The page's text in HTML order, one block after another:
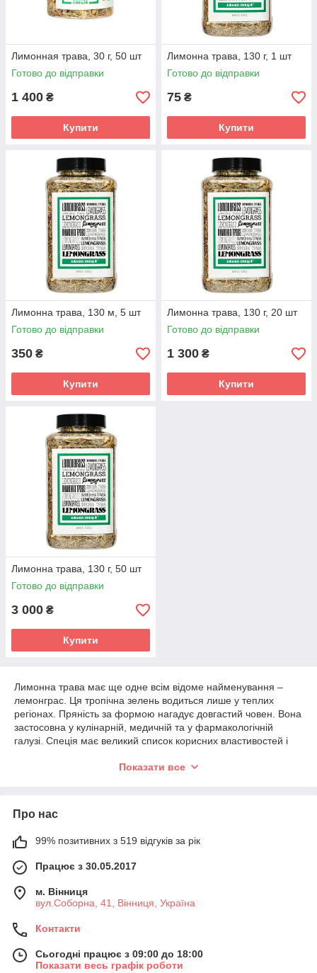
Лимонная трава, 30 г, 50 шт
Готово до відправки
1 400 ₴
Купити
Лимонна трава, 130 г, 1 шт
Готово до відправки
75 ₴
Купити
Лимонна трава, 130 м, 5 шт
Готово до відправки
350 ₴
Купити
Лимонна трава, 130 г, 20 шт
Готово до відправки
1 300 ₴
Купити
Лимонна трава, 130 г, 50 шт
Готово до відправки
3 000 ₴
Купити
Лимонна трава має ще одне всім відоме найменування –
лемонграс. Ця тропічна зелень водиться лише у теплих
регіонах. Пряність за формою нагадує довгастий човен. Вона
застосовна у кулінарній, медичній та у фармакологічній
галузі. Спеція має великий список корисних властивостей і
приготуванні риби та м'яса, додають у суп та салат.
підходить для готування напоїв і відварів. Чай з лемонграсом
кислота, що міститься, ізоорієнтин і свертіаяпонін у складі
Лимонна рослина позитивно впливає на систему
прискорює обмінні процеси;
нормалізує шлункову та кишкову систему;
знижує температурні значення при застудних
Показати все
Про нас
99% позитивних з 519 відгуків за рік
Працює з 30.05.2017
м. Вінниця
вул.Соборна, 41, Вінниця, Україна
Контакти
Сьогодні працює з 09:00 до 18:00
Показати весь графік роботи